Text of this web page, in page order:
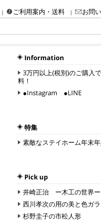
・彫刻・工芸品（陶磁器、ガラス、
ご利用案内・送料 お問
Information
3万円以上(税別)のご購入
料！
●Instagram ●LINE
特集
素敵なステイホーム年末
Pick up
井崎正治 ー木工の世界ー
西川孝次の用の美と色ガ
杉野圭子の市松人形